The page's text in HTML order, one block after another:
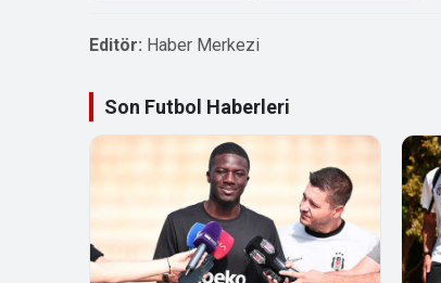
Editör: Haber Merkezi
Son Futbol Haberleri